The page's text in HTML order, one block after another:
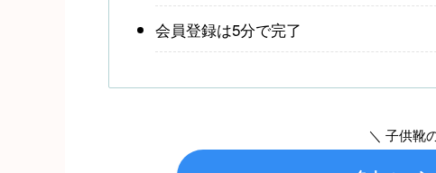
会員登録は5分で完了
＼ 子供靴